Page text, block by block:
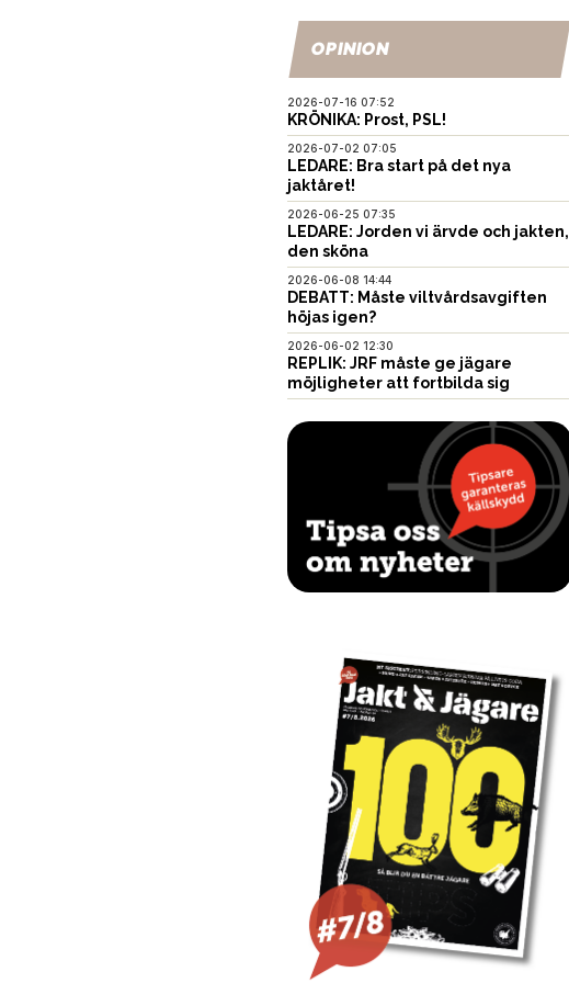
OPINION
2026-07-16 07:52
KRÖNIKA: Prost, PSL!
2026-07-02 07:05
LEDARE: Bra start på det nya
jaktåret!
2026-06-25 07:35
LEDARE: Jorden vi ärvde och jakten,
den sköna
2026-06-08 14:44
DEBATT: Måste viltvårdsavgiften
höjas igen?
2026-06-02 12:30
REPLIK: JRF måste ge jägare
möjligheter att fortbilda sig